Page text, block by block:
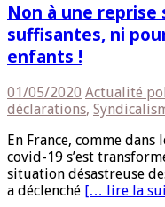
Non à une
suffisantes, ni
enfants !
01/05/2020 Actualité
déclarations,
En France, comme
covid-19 s’est
situation désastreuse
a déclenché [… lire la